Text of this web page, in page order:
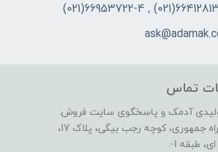
66412813-4(021) ,
تماس
آدمک و پاسخگوی سایت فروش:
جمهوری، کوچه رجب بیگی، پلاک 17،
طبقه 1-.